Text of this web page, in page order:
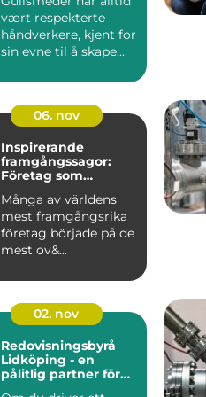
vært respekterte
håndverkere, kjent for
sin evne til å skape...
06. nov
Inspirerande
framgångssagor:
Företag som
Många av världens
mest framgångsrika
företag började på de
mest ov&...
02. nov
Redovisningsbyrå
Lidköping - en
pålitlig partner för